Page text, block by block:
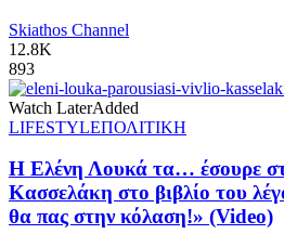
Skiathos Channel
12.8K
893
Watch LaterAdded
LIFESTYLEΠΟΛΙΤΙΚΗ
Η Ελένη Λουκά τα… έσουρε
Κασσελάκη στο βιβλίο του
θα πας στην κόλαση!» (Video)